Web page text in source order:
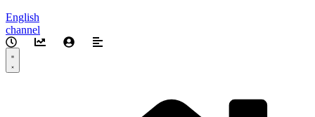
English
channel